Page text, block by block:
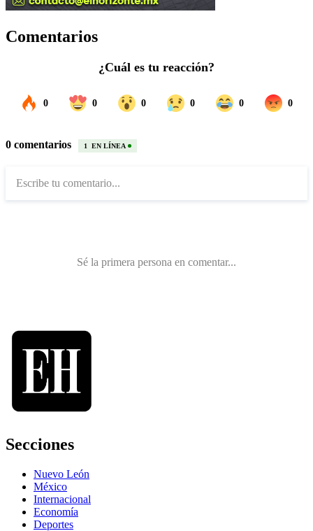
Comentarios
Secciones
Nuevo León
México
Internacional
Economía
Deportes